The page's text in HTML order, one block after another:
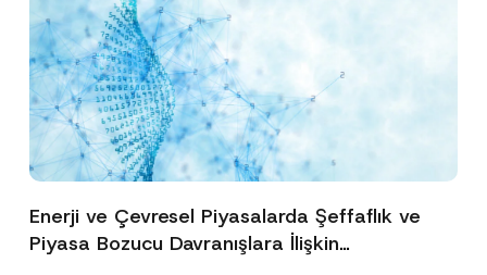
Enerji ve Çevresel Piyasalarda Şeffaflık ve
Piyasa Bozucu Davranışlara İlişkin